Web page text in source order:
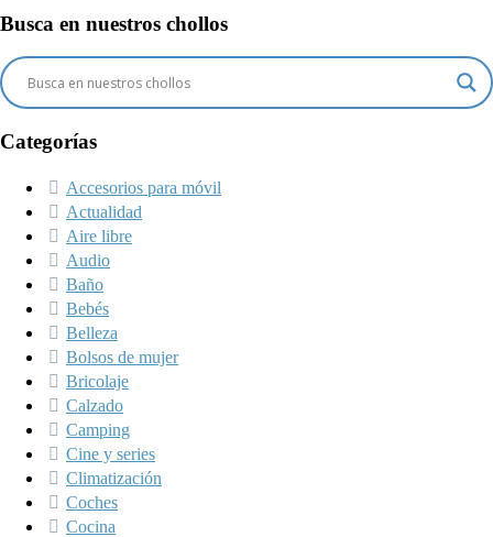
Busca en nuestros chollos
Categorías
Accesorios para móvil
Actualidad
Aire libre
Audio
Baño
Bebés
Belleza
Bolsos de mujer
Bricolaje
Calzado
Camping
Cine y series
Climatización
Coches
Cocina